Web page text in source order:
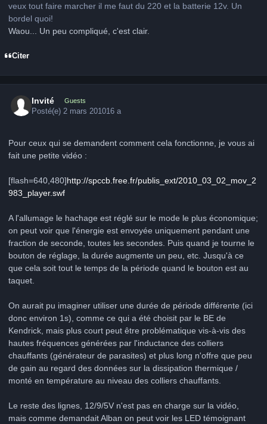
veux tout faire marcher il me faut du 220 et la batterie 12v. Un
bordel quoi!
Waou... Un peu compliqué, c'est clair.
Citer
Invité Guests
Posté(e)2 mars 201016 a
Pour ceux qui se demandent comment cela fonctionne, je vous ai
fait une petite vidéo :
[flash=640,480]http://spccb.free.fr/publis_ext/2010_03_02_mov_2
983_player.swf
A l'allumage le hachage est réglé sur le mode le plus économique;
on peut voir que l'énergie est envoyée uniquement pendant une
fraction de seconde, toutes les secondes. Puis quand je tourne le
bouton de réglage, la durée augmente un peu, etc. Jusqu'à ce
que cela soit tout le temps de la période quand le bouton est au
taquet.
On aurait pu imaginer utiliser une durée de période différente (ici
donc environ 1s), comme ce qui a été choisit par le BE de
Kendrick, mais plus court peut être problématique vis-à-vis des
hautes fréquences générées par l'inductance des colliers
chauffants (générateur de parasites) et plus long n'offre que peu
de gain au regard des données sur la dissipation thermique /
monté en température au niveau des colliers chauffants.
Le reste des lignes, 12/9/5V n'est pas en charge sur la vidéo,
mais comme demandait Alban on peut voir les LED témoignant